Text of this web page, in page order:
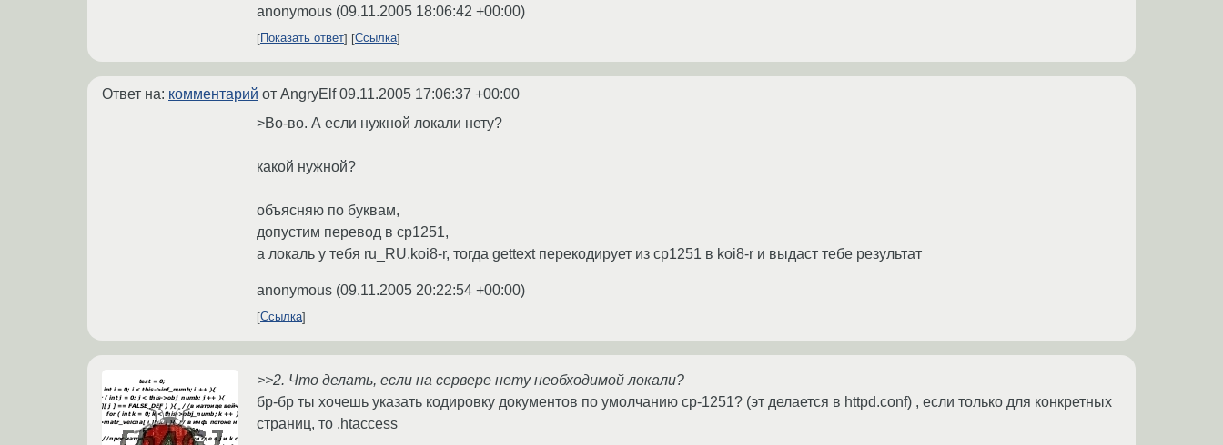
anonymous (09.11.2005 18:06:42 +00:00)
Показать ответ Ссылка
Ответ на: комментарий от AngryElf09.11.2005 17:06:37 +00:00
>Во-во. А если нужной локали нету?
какой нужной?
объясняю по буквам,
допустим перевод в cp1251,
а локаль у тебя ru_RU.koi8-r, тогда gettext перекодирует из cp1251 в koi8-r и выдаст тебе результат
anonymous (09.11.2005 20:22:54 +00:00)
Ссылка
>>2. Что делать, если на сервере нету необходимой локали?
бр-бр ты хочешь указать кодировку документов по умолчанию cp-1251? (эт делается в httpd.conf) , если только для конкретных
страниц, то .htaccess